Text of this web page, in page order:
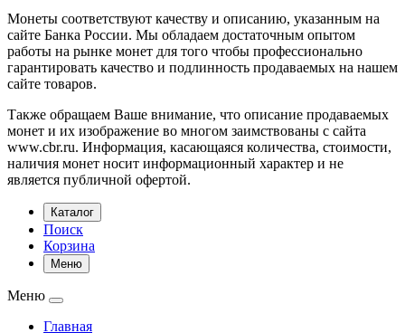
Монеты соответствуют качеству и описанию, указанным на
сайте Банка России. Мы обладаем достаточным опытом
работы на рынке монет для того чтобы профессионально
гарантировать качество и подлинность продаваемых на нашем
сайте товаров.
Также обращаем Ваше внимание, что описание продаваемых
монет и их изображение во многом заимствованы с сайта
www.cbr.ru. Информация, касающаяся количества, стоимости,
наличия монет носит информационный характер и не
является публичной офертой.
Каталог
Поиск
Корзина
Меню
Меню
Главная